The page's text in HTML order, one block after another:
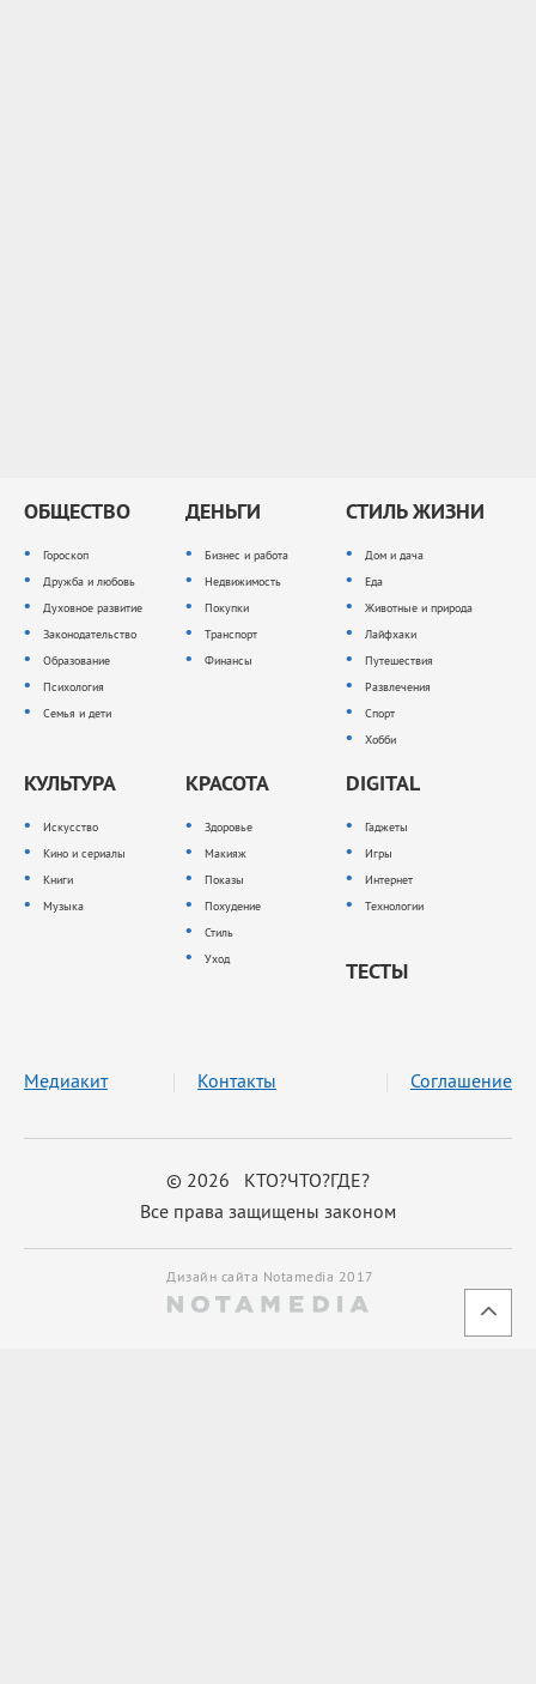
ОБЩЕСТВО
Гороскоп
Дружба и любовь
Духовное развитие
Законодательство
Образование
Психология
Семья и дети
ДЕНЬГИ
Бизнес и работа
Недвижимость
Покупки
Транспорт
Финансы
СТИЛЬ ЖИЗНИ
Дом и дача
Еда
Животные и природа
Лайфхаки
Путешествия
Развлечения
Спорт
Хобби
КУЛЬТУРА
Искусство
Кино и сериалы
Книги
Музыка
КРАСОТА
Здоровье
Макияж
Показы
Похудение
Стиль
Уход
DIGITAL
Гаджеты
Игры
Интернет
Технологии
ТЕСТЫ
© 2026 КТО?ЧТО?ГДЕ?
Все права защищены законом
Медиакит Контакты Соглашение
Дизайн сайта Notamedia 2017